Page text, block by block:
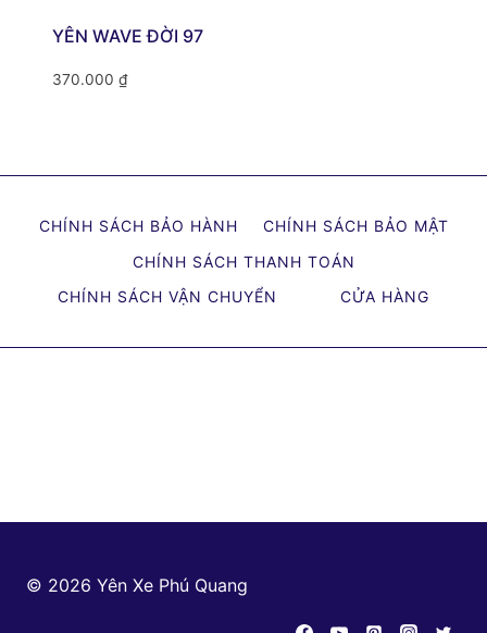
YÊN WAVE ĐỜI 97
370.000 ₫
CHÍNH SÁCH BẢO HÀNH
CHÍNH SÁCH BẢO MẬT
CHÍNH SÁCH THANH TOÁN
CHÍNH SÁCH VẬN CHUYỂN
CỬA HÀNG
© 2026 Yên Xe Phú Quang